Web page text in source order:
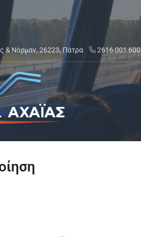
& Νόρμαν, 26223, Πάτρα 2616 001 600